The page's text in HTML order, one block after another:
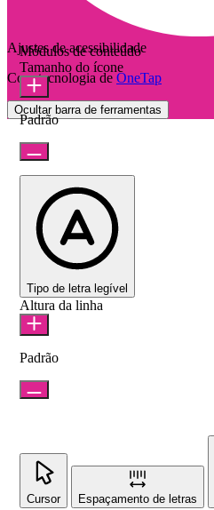
Ajustes de acessibilidade
Com tecnologia de OneTap
Ocultar barra de ferramentas
Módulos de conteúdo
Tamanho do ícone
Padrão
Tipo de letra legível
Altura da linha
Padrão
Cursor Espaçamento de letras